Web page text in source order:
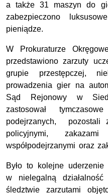
a także 31 maszyn do
zabezpieczono
pieniądze.
W Prokuraturze
przedstawiono zarzuty
grupie przestępczej,
prowadzenia gier na
Sąd Rejonowy w
zastosował
podejrzanych, pozostali
policyjnymi,
współpodejrzanymi oraz
Było to kolejne
w nielegalną
śledztwie zarzutami